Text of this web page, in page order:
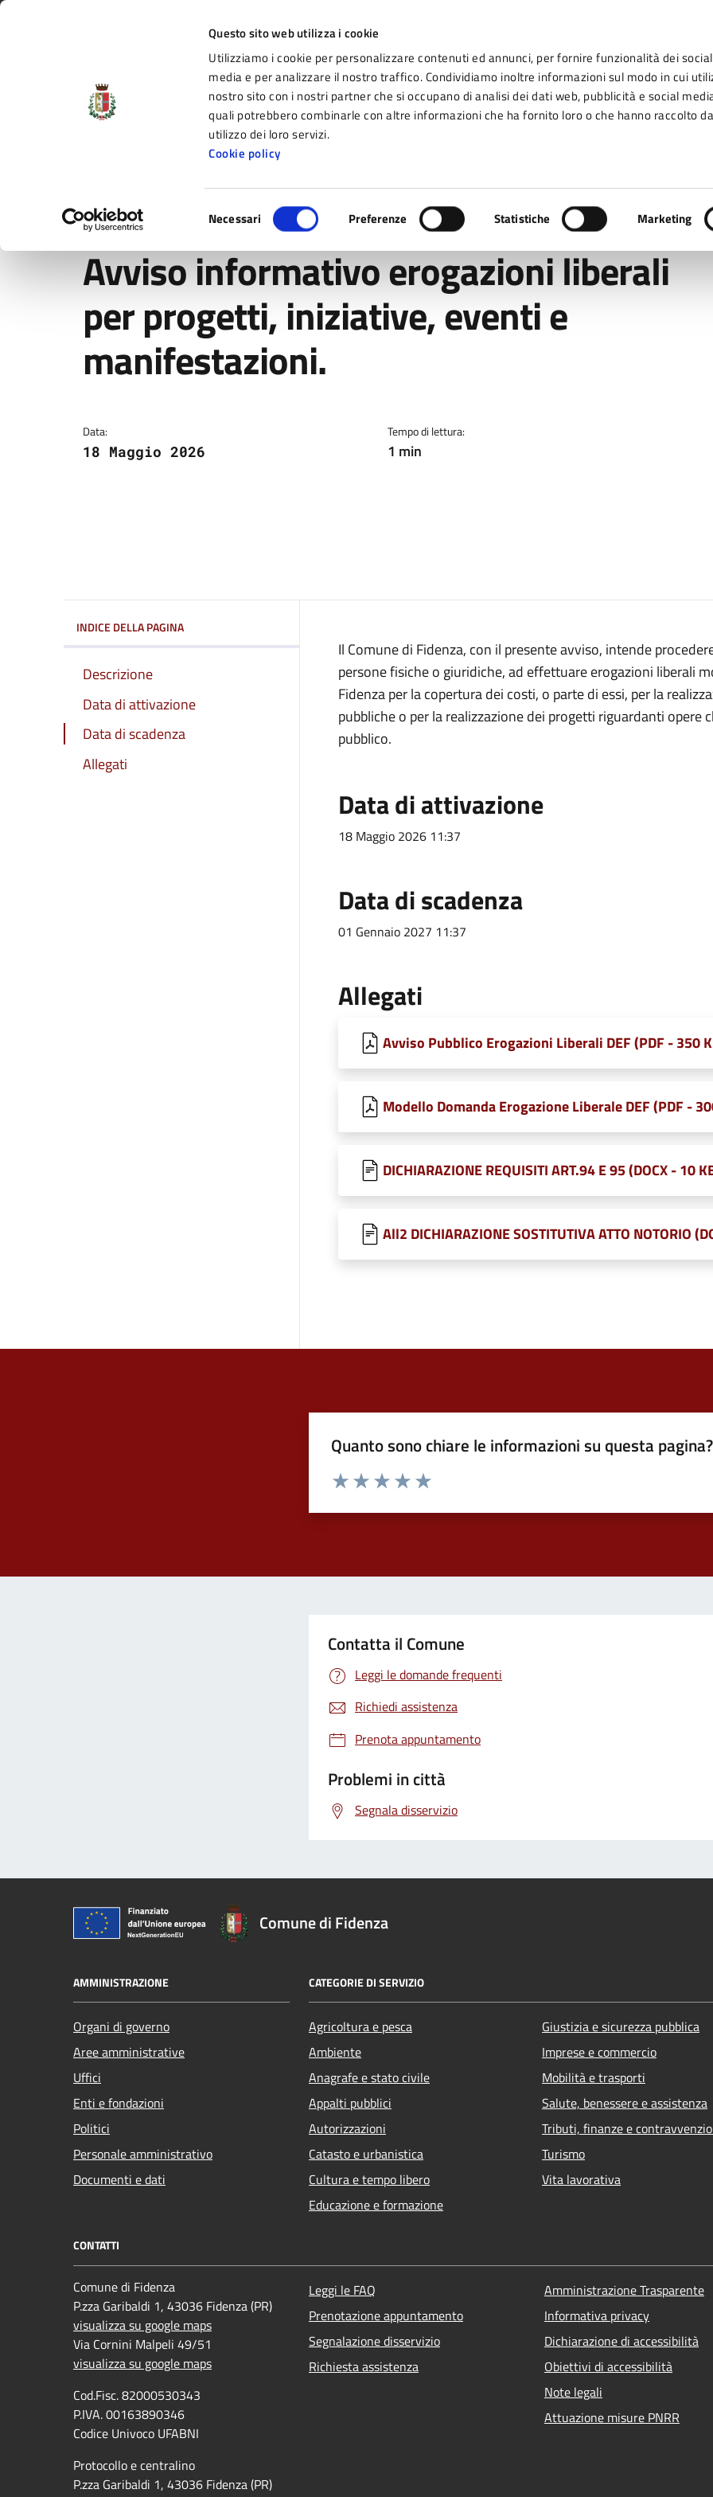
Questo sito web utilizza i cookie
Utilizziamo i cookie per personalizzare contenuti ed annunci, per fornire funzionalità dei social
media e per analizzare il nostro traffico. Condividiamo inoltre informazioni sul modo in cui
nostro sito con i nostri partner che si occupano di analisi dei dati web, pubblicità e social
quali potrebbero combinarle con altre informazioni che ha fornito loro o che hanno raccolto
utilizzo dei loro servizi.
Cookie policy
del
consenso
Necessari Preferenze Statistiche Marketing
Vai al contenuto principale
Vai alla navigazione del sito
Vai al piede di pagina
Comune di Fidenza
il portale di servizi e informazioni del Comune di Fidenza
Novità
Home / Novità / Avviso informativo erogazioni liberali per progetti, iniziative, eventi e manifestazioni.
Avviso informativo erogazioni liberali
per progetti, iniziative, eventi e
manifestazioni.
Data:
18 Maggio 2026
Tempo di lettura:
1 min
INDICE DELLA PAGINA
Descrizione
Data di attivazione
Data di scadenza
Allegati
Il Comune di Fidenza, con il presente avviso, intende
persone fisiche o giuridiche, ad effettuare erogazioni liberali
Fidenza per la copertura dei costi, o parte di essi, per la
pubbliche o per la realizzazione dei progetti riguardanti opere
pubblico.
Data di attivazione
18 Maggio 2026 11:37
Data di scadenza
01 Gennaio 2027 11:37
Allegati
Avviso Pubblico Erogazioni Liberali DEF (PDF - 350
Modello Domanda Erogazione Liberale DEF (PDF -
DICHIARAZIONE REQUISITI ART.94 E 95 (DOCX - 10
All2 DICHIARAZIONE SOSTITUTIVA ATTO NOTORIO
Quanto sono chiare le informazioni su questa pagina?
Valuta da 1 a 5 stelle la pagina
Contatta il Comune
Leggi le domande frequenti
Richiedi assistenza
Prenota appuntamento
Problemi in città
Segnala disservizio
Comune di Fidenza
AMMINISTRAZIONE
Organi di governo
Aree amministrative
Uffici
Enti e fondazioni
Politici
Personale amministrativo
Documenti e dati
CATEGORIE DI SERVIZIO
Agricoltura e pesca
Ambiente
Anagrafe e stato civile
Appalti pubblici
Autorizzazioni
Catasto e urbanistica
Cultura e tempo libero
Educazione e formazione
Giustizia e sicurezza pubblica
Imprese e commercio
Mobilità e trasporti
Salute, benessere e assistenza
Tributi, finanze e
Turismo
Vita lavorativa
CONTATTI
Comune di Fidenza
P.zza Garibaldi 1, 43036 Fidenza (PR)
visualizza su google maps
Via Cornini Malpeli 49/51
visualizza su google maps
Cod.Fisc. 82000530343
P.IVA. 00163890346
Codice Univoco UFABNI
Protocollo e centralino
P.zza Garibaldi 1, 43036 Fidenza (PR)
Leggi le FAQ
Prenotazione appuntamento
Segnalazione disservizio
Richiesta assistenza
Amministrazione Trasparente
Informativa privacy
Dichiarazione di accessibilità
Obiettivi di accessibilità
Note legali
Attuazione misure PNRR